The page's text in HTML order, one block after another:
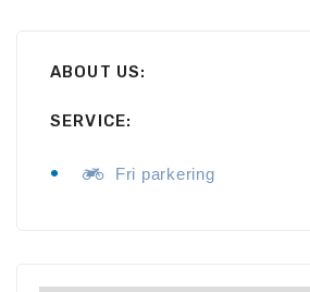
ABOUT US:
SERVICE:
Fri parkering